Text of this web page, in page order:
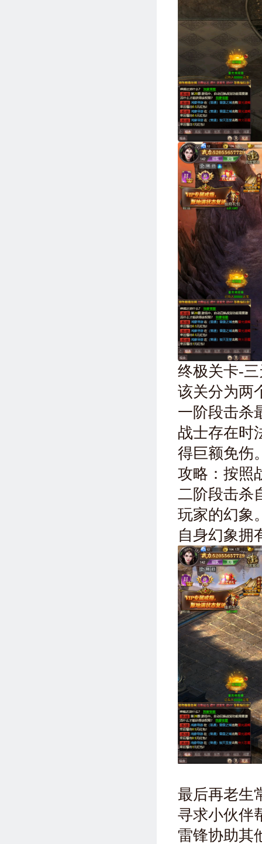
终极关卡-
该关分为两
一阶段击杀
战士存在时
得巨额免伤
攻略：按照
二阶段击杀
玩家的幻象
自身幻象拥
最后再老生
寻求小伙伴
雷锋协助其